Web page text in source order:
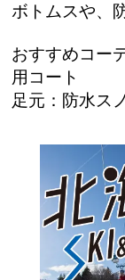
ボトムスや、
おすすめコー
用コート
足元：防水ス